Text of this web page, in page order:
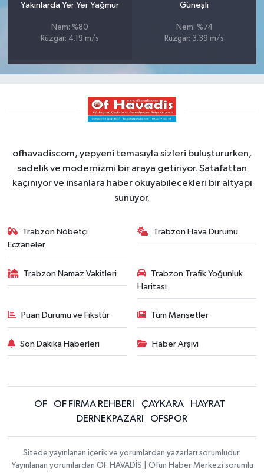
Yakınlarda Yer Yer Yağmur
Nem: %80
Rüzgar: 4.19 m/s
Güneşli
Nem: %74
Rüzgar: 3.39 m/s
ofhavadiscom, yepyeni temasıyla sizleri buluştururken,
sadelik ve modernizmi bir araya getiriyor. Şatafattan
kaçınıyor ve insanlara haber okuyabilecekleri bir altyapı
sunuyor.
Trabzon Nöbetçi
Eczaneler
Trabzon Hava Durumu
Trabzon Namaz Vakitleri
Trabzon Trafik Yoğunluk
Haritası
Puan Durumu ve Fikstür Tüm Manşetler
Son Dakika Haberleri Haber Arşivi
OF OF FİRMA REHBERİ ÇAYKARA
HAYRAT
DERNEKPAZARI
OFSPOR
Sitede yayınlanan içerik ve yorumlardan yazarları sorumludur.
Yayınlanan yorumlardan OF HAVADİS | Ofun Haber Merkezi sorumlu